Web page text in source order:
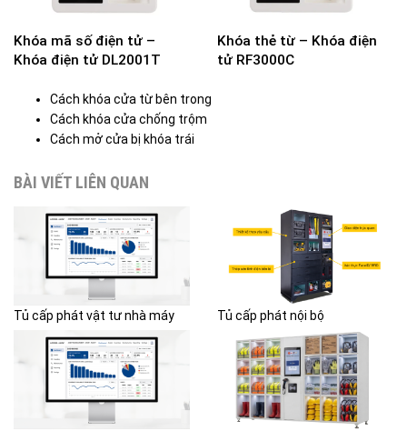
Khóa mã số điện tử –
Khóa điện tử DL2001T
Khóa thẻ từ – Khóa điện
tử RF3000C
Cách khóa cửa từ bên trong
Cách khóa cửa chống trộm
Cách mở cửa bị khóa trái
BÀI VIẾT LIÊN QUAN
Tủ cấp phát vật tư nhà máy Tủ cấp phát nội bộ